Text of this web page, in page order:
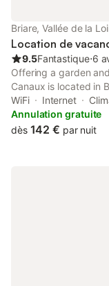
Briare, Vallée de la
Location de
9.5Fantastique⋅6
Offering a garden
Canaux is located in
km from Chateau de
at the bed and
WiFi Internet
Annulation gratuite
dès 142 € par nuit